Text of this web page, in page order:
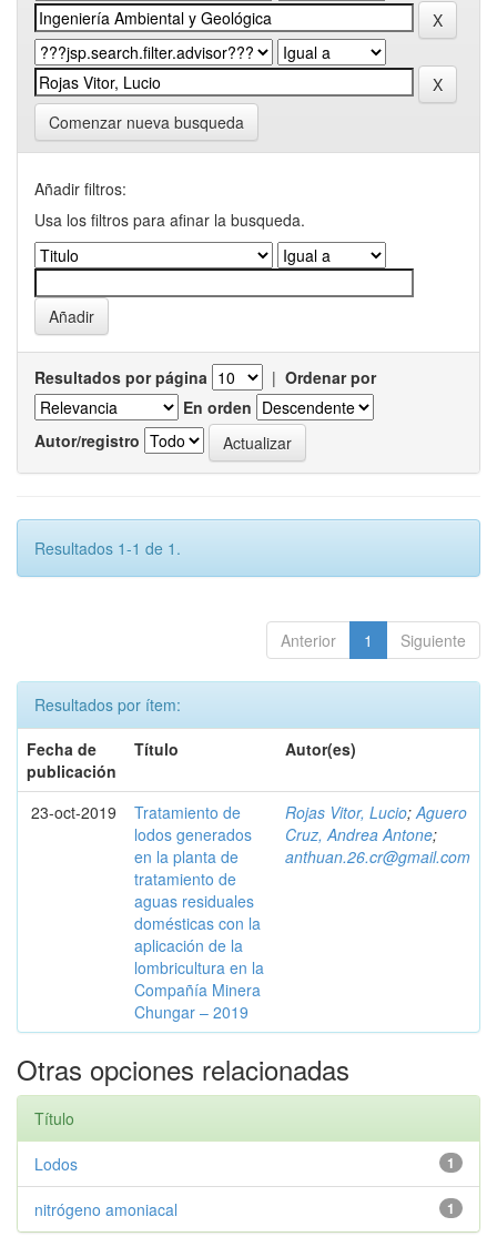
Comenzar nueva busqueda
Añadir filtros:
Usa los filtros para afinar la busqueda.
Resultados por página | Ordenar por
En orden
Autor/registro
Resultados 1-1 de 1.
Anterior 1 Siguiente
Resultados por ítem:
Fecha de
publicación
Título Autor(es)
23-oct-2019
Tratamiento de
lodos generados
en la planta de
tratamiento de
aguas residuales
domésticas con la
aplicación de la
lombricultura en la
Compañía Minera
Chungar – 2019
Rojas Vitor, Lucio;Aguero
Cruz, Andrea Antone;
anthuan.26.cr@gmail.com
Otras opciones relacionadas
Título
1
Lodos
1
nitrógeno amoniacal